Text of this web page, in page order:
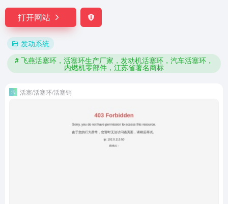
打开网站
发动系统
# 飞燕活塞环，活塞环生产厂家，发动机活塞环，汽车活塞环，
内燃机零部件，江苏省著名商标
活塞/活塞环/活塞销